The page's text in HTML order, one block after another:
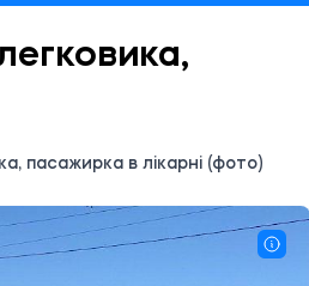
пасажирка в лікарні (фото)